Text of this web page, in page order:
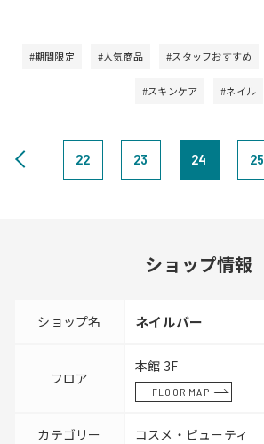
#期間限定 #人気商品 #スタッフおすすめ
#スキンケア #ネイル
22 23 24 25
ショップ情報
ショップ名 ネイルバー
フロア
本館 3F
FLOOR MAP
カテゴリー コスメ・ビューティ